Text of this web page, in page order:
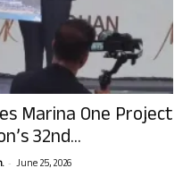
Marina One Project
32nd...
- June 25, 2026